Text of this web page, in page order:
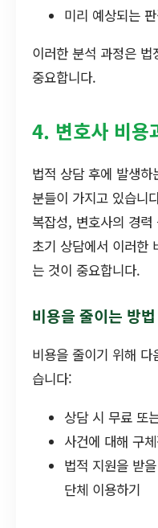
미리 예상되는
이러한 분석 과정은
중요합니다.
4. 변호사 비용
법적 상담 후에 발생
분들이 가지고 있습니
복잡성, 변호사의 경
초기 상담에서 이러한
는 것이 중요합니다.
비용을 줄이는 방법
비용을 줄이기 위해
습니다:
상담 시 무료 또
사건에 대해 구
법적 지원을 받
단체 이용하기